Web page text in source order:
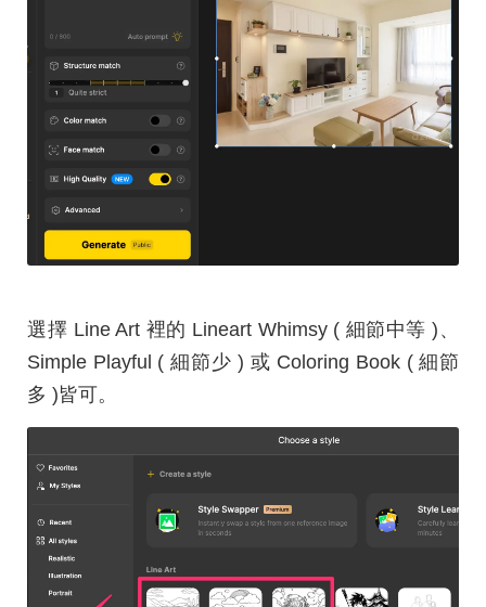
選擇 Line Art 裡的 Lineart Whimsy ( 細節中等 )、
Simple Playful ( 細節少 ) 或 Coloring Book ( 細節
多 )皆可。